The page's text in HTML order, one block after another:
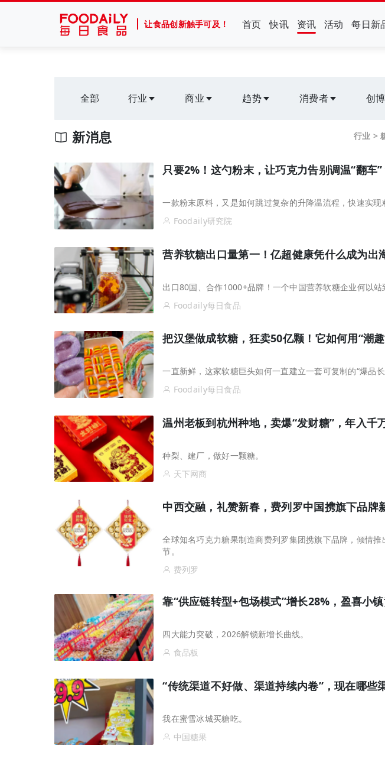
让食品创新触手可及！ 首页 快讯 资讯 活动 每日新
全部 行业 商业 趋势 消费者 创
行业 >
新消息
只要2%！这勺粉末，让巧克力告别调温“翻车”
一款粉末原料，又是如何跳过复杂的升降温流程，快速实现
Foodaily研究院
营养软糖出口量第一！亿超健康凭什么成为出
出口80国、合作1000+品牌！一个中国营养软糖企业何以站
Foodaily每日食品
把汉堡做成软糖，狂卖50亿颗！它如何用“潮
一直新鲜，这家软糖巨头如何一直建立一套可复制的“爆品长
Foodaily每日食品
温州老板到杭州种地，卖爆“发财糖”，年入千
种梨、建厂，做好一颗糖。
天下网商
中西交融，礼赞新春，费列罗中国携旗下品牌
全球知名巧克力糖果制造商费列罗集团携旗下品牌，倾情
节。
费列罗
靠“供应链转型+包场模式”增长28%，盈喜小镇
四大能力突破，2026解锁新增长曲线。
食品板
“传统渠道不好做、渠道持续内卷”，现在哪些
我在蜜雪冰城买糖吃。
中国糖果